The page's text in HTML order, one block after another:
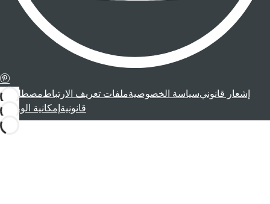
إشعار قانونيسياسة الخصوصيةملفات تعريف الارتباطمصطلحات
قانونية إمكانية الوصول